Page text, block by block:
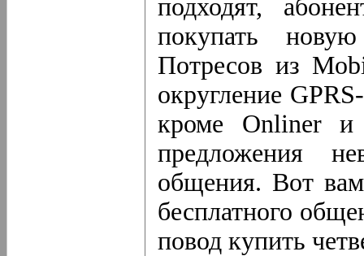
подходят,
покупать
Потресов из
округление
кроме Onliner
предложения
общения. Вот
бесплатного
повод купить